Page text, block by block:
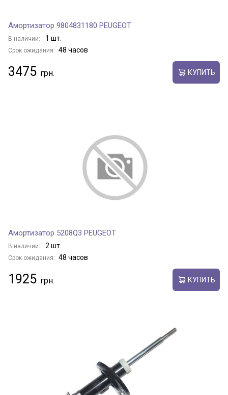
Амортизатор 9804831180 PEUGEOT
В наличии: 1 шт.
Срок ожидания: 48 часов
3475 КУПИТЬ
Амортизатор 5208Q3 PEUGEOT
В наличии: 2 шт.
Срок ожидания: 48 часов
1925 КУПИТЬ